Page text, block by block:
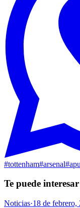
#tottenham#arsenal#
Te puede interesar
Noticias·18 de febrero,